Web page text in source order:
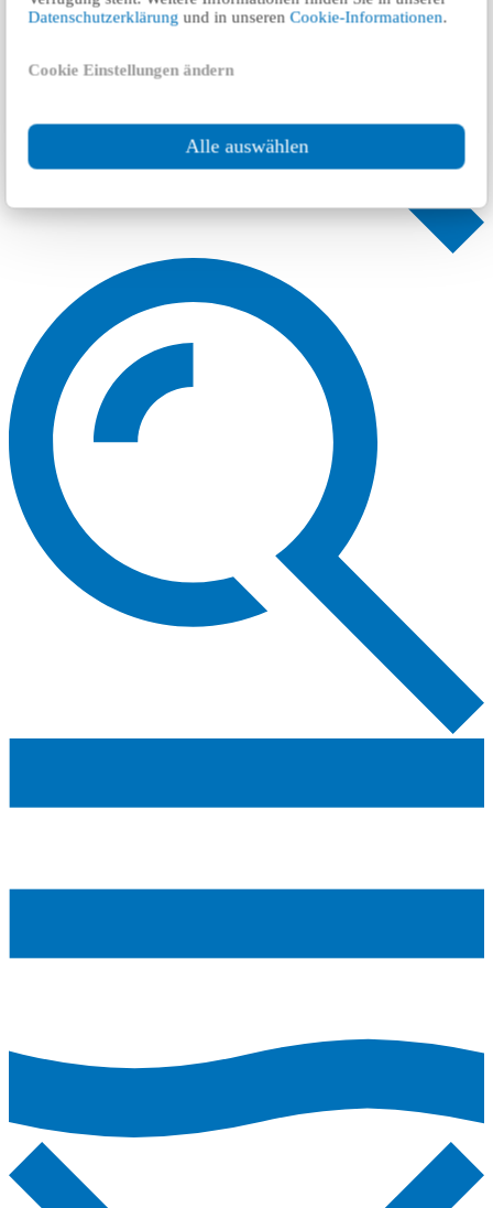
Datenschutzerklärung und in unserenCookie-Informationen.
Cookie Einstellungen ändern
Alle auswählen